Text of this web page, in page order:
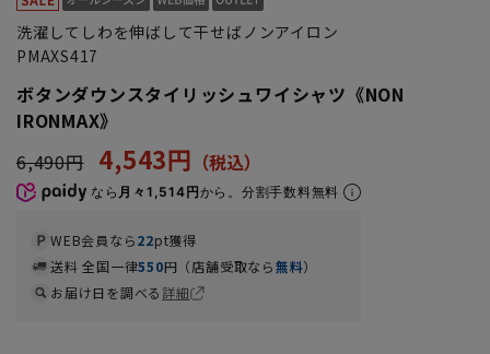
洗濯してしわを伸ばして干せばノンアイロン
PMAXS417
ボタンダウンスタイリッシュワイシャツ《NON
IRONMAX》
6,490円 4,543円
なら 月々1,514円から。分割手数料無料
WEB会員なら22pt獲得
送料 全国一律550円（店舗受取なら無料）
お届け日を調べる詳細